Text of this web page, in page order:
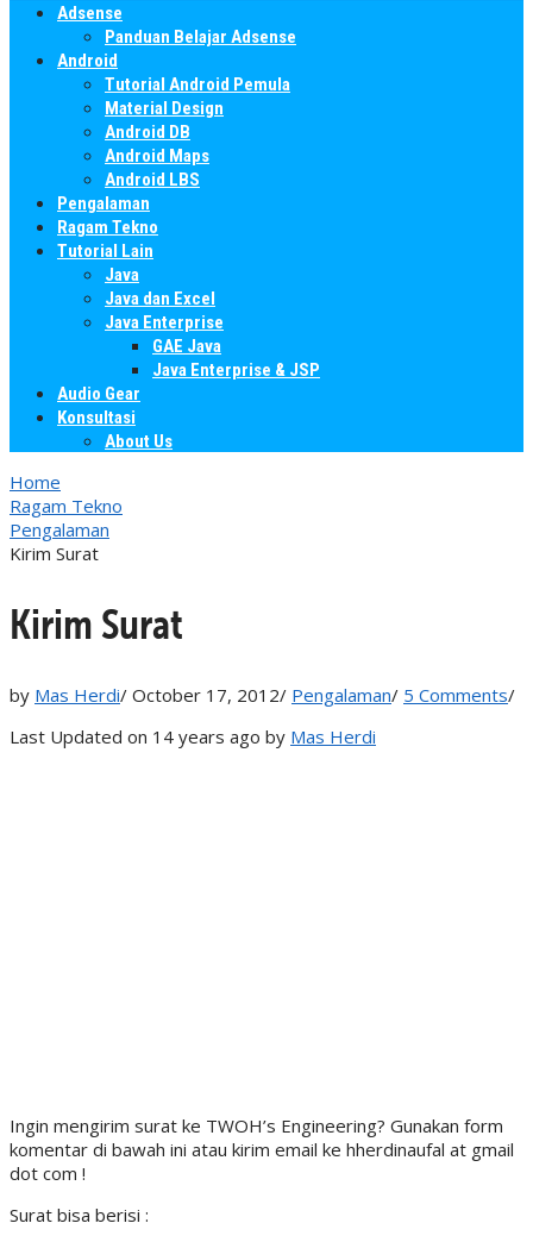
Adsense
Panduan Belajar Adsense
Android
Tutorial Android Pemula
Material Design
Android DB
Android Maps
Android LBS
Pengalaman
Ragam Tekno
Tutorial Lain
Java
Java dan Excel
Java Enterprise
GAE Java
Java Enterprise & JSP
Audio Gear
Konsultasi
About Us
Home
Ragam Tekno
Pengalaman
Kirim Surat
Kirim Surat
by Mas Herdi/ October 17, 2012/ Pengalaman/ 5 Comments/
Last Updated on 14 years ago by Mas Herdi
Ingin mengirim surat ke TWOH’s Engineering? Gunakan form
komentar di bawah ini atau kirim email ke hherdinaufal at gmail
dot com !
Surat bisa berisi :